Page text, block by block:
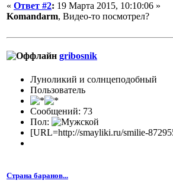
« Ответ #2: 19 Марта 2015, 10:10:06 »
Komandarm, Видео-то посмотрел?
gribosnik
Луноликий и солнцеподобный
Пользователь
Сообщений: 73
Пол:
[URL=http://smayliki.ru/smilie-
Страна баранов...